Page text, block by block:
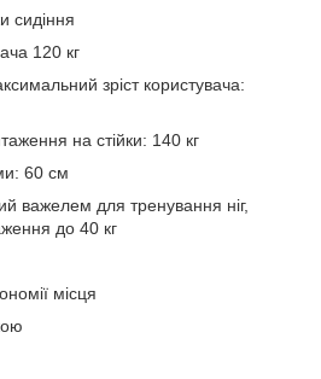
сидіння
120 кг
зріст користувача:
на стійки: 140 кг
60 см
важелем для тренування ніг,
до 40 кг
місця